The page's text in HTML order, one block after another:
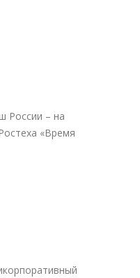
России – на
«Время